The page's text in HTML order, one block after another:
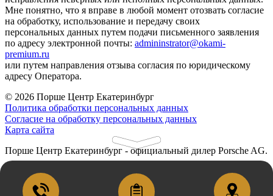
Мне понятно, что я вправе в любой момент отозвать согласие
на обработку, использование и передачу своих
персональных данных путем подачи письменного заявления
по адресу электронной почты: admininstrator@okami-
premium.ru
или путем направления отзыва согласия по юридическому
адресу Оператора.
© 2026 Порше Центр Екатеринбург
Политика обработки персональных данных
Согласие на обработку персональных данных
Карта сайта
Порше Центр Екатеринбург - официальный дилер Porsche AG.
Порше Центр Екатеринбург (ООО "Респект")
620131, г. Екатеринбург, ул. Металлургов, 78
ОГРН 1106606001270 ИНН 6606034295